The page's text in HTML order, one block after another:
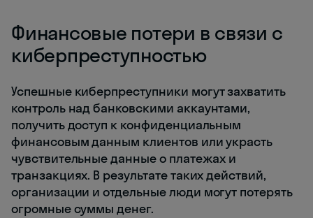
Финансовые потери в связи с
киберпреступностью
Успешные киберпреступники могут захватить
контроль над банковскими аккаунтами,
получить доступ к конфиденциальным
финансовым данным клиентов или украсть
чувствительные данные о платежах и
транзакциях. В результате таких действий,
организации и отдельные люди могут потерять
огромные суммы денег.